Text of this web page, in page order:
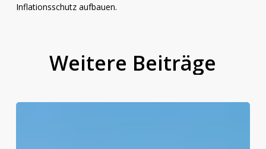
Inflationsschutz aufbauen.
Weitere Beiträge